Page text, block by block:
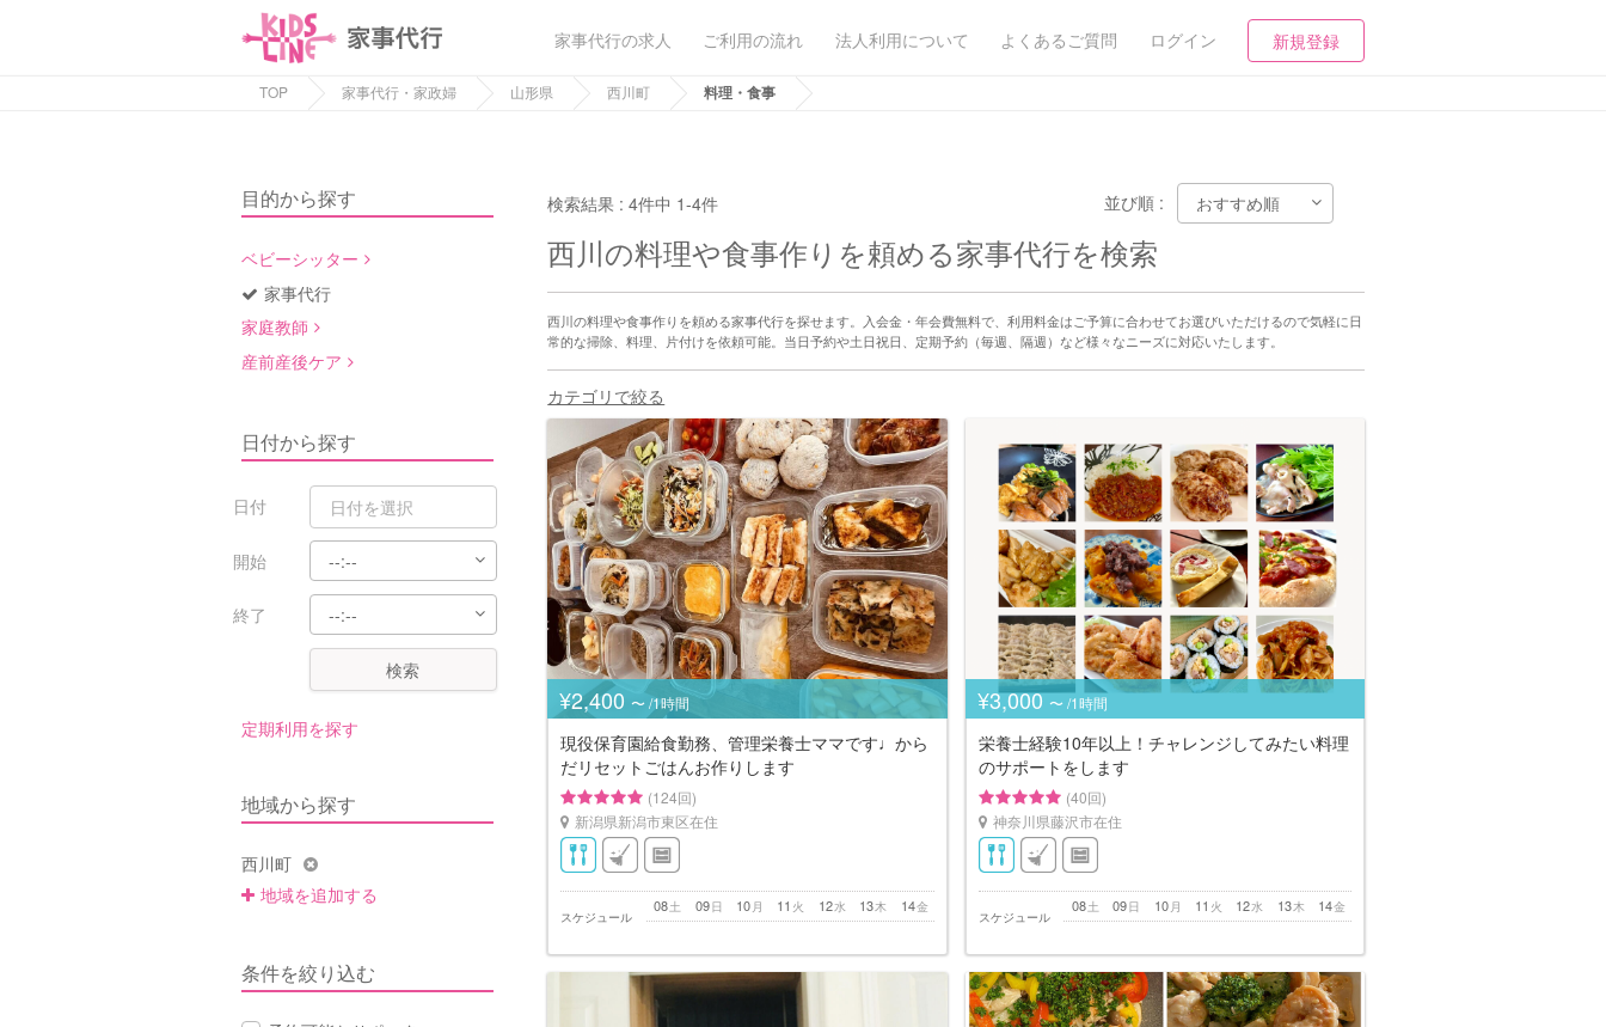
家事代行の求人 ご利用の流れ 法人利用について よくあるご質問 ログイン 新規登録
TOP 家事代行・家政婦 山形県 西川町 料理・食事
目的から探す
ベビーシッター
家事代行
家庭教師
産前産後ケア
日付から探す
日付
開始
終了
検索
定期利用を探す
地域から探す
西川町
地域を追加する
条件を絞り込む
検索結果 :4件中 1-4件 並び順 :
西川の料理や食事作りを頼める家事代行を検索
西川の料理や食事作りを頼める家事代行を探せます。入会金・年会費無料で、利用料金はご予算に合わせてお選びいただけるので気軽に日
常的な掃除、料理、片付けを依頼可能。当日予約や土日祝日、定期予約（毎週、隔週）など様々なニーズに対応いたします。
カテゴリで絞る
¥2,400 〜 /1時間
現役保育園給食勤務、管理栄養士ママです♩から
だリセットごはんお作りします
(124回)
新潟県新潟市東区在住
スケジュール
土
08 日
09 月
10 火
11 水
12 木
13 金
14
¥3,000 〜 /1時間
栄養士経験10年以上！チャレンジしてみたい料理
のサポートをします
(40回)
神奈川県藤沢市在住
スケジュール
土
08 日
09 月
10 火
11 水
12 木
13 金
14